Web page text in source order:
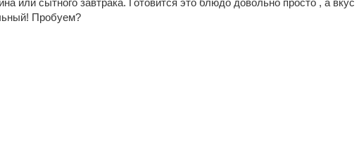
или сытного завтрака. Готовится это блюдо довольно просто , а вкус
Пробуем?